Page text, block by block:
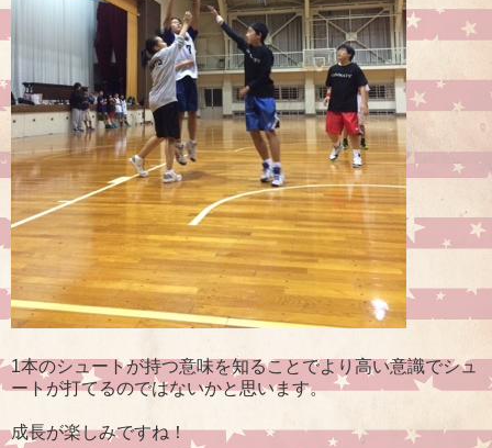
1本のシュートが持つ意味を知ることでより高い意識でシュ
ートが打てるのではないかと思います。
成長が楽しみですね！